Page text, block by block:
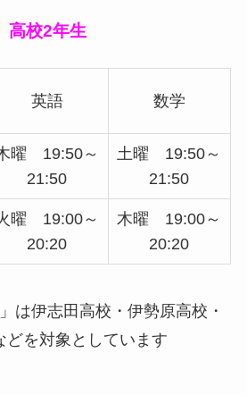
高校2年生
英語 数学
曜 19:50～
21:50
土曜 19:50～
21:50
曜 19:00～
20:20
木曜 19:00～
20:20
は伊志田高校・伊勢原高校・
どを対象としています